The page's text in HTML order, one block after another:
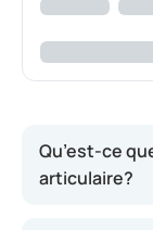
Qu’est-ce
articulaire?